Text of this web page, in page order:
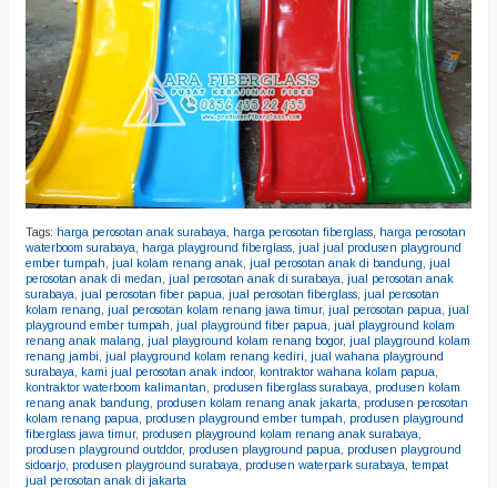
Tags: harga perosotan anak surabaya harga perosotan fiberglass harga perosotan
waterboom surabaya
harga playground fiberglass jual jual produsen playground
ember tumpah
jual kolam renang anak jual perosotan anak di bandung
jual
perosotan anak di medan
jual perosotan anak di surabaya
jual perosotan anak
surabaya
jual perosotan fiber papua jual perosotan fiberglass jual perosotan
kolam renang
jual perosotan kolam renang jawa timur, jual perosotan papua
jual
playground ember tumpah
jual playground fiber papua
jual playground kolam
renang anak malang
jual playground kolam renang bogor, jual playground kolam
renang jambi
jual playground kolam renang kediri
jual wahana playground
surabaya
kami jual perosotan anak indoor, kontraktor wahana kolam papua
kontraktor waterboom kalimantan
produsen fiberglass surabaya
produsen kolam
renang anak bandung
produsen kolam renang anak jakarta
produsen perosotan
kolam renang papua
produsen playground ember tumpah
produsen playground
fiberglass jawa timur, produsen playground kolam renang anak surabaya
produsen playground outddor, produsen playground papua
produsen playground
sidoarjo produsen playground surabaya produsen waterpark surabaya tempat
jual perosotan anak di jakarta